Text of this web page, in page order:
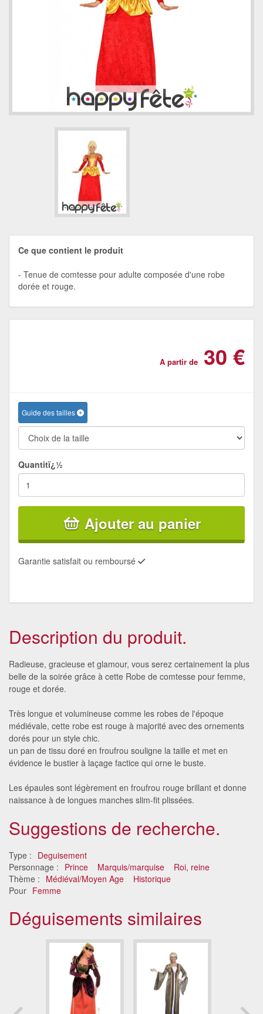
Ce que contient le produit
Tenue de comtesse pour adulte composée d'une robe
dorée et rouge.
A partir de 30 €
Guide des tailles
Quantitï¿½
Ajouter au panier
Garantie satisfait ou remboursé
Description du produit.
Radieuse, gracieuse et glamour, vous serez certainement la plus
belle de la soirée grâce à cette Robe de comtesse pour femme,
rouge et dorée.
Très longue et volumineuse comme les robes de l'époque
médiévale, cette robe est rouge à majorité avec des ornements
dorés pour un style chic.
un pan de tissu doré en froufrou souligne la taille et met en
évidence le bustier à laçage factice qui orne le buste.
Les épaules sont légèrement en froufrou rouge brillant et donne
naissance à de longues manches slim-fit plissées.
Suggestions de recherche.
Type : Deguisement
Personnage : Prince Marquis/marquise
Roi, reine
Thème : Médiéval/Moyen Age
Historique
Pour Femme
Déguisements similaires